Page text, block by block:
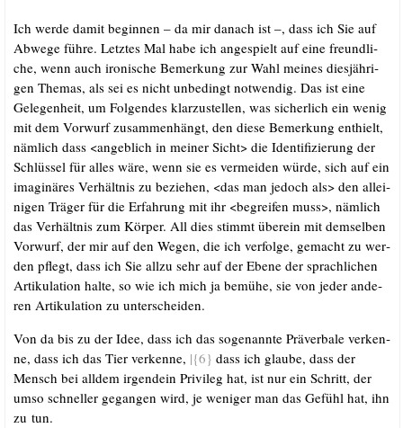
Ich wer­de damit begin­nen – da mir danach ist –, dass ich Sie auf
Abwe­ge füh­re. Letz­tes Mal habe ich ange­spielt auf eine freund­li­
che, wenn auch iro­ni­sche Bemer­kung zur Wahl mei­nes dies­jäh­ri­
gen The­mas, als sei es nicht unbe­dingt not­wen­dig. Das ist eine
Gele­gen­heit, um Fol­gen­des klar­zu­stel­len, was sicher­lich ein wenig
mit dem Vor­wurf zusam­men­hängt, den die­se Bemer­kung ent­hielt,
näm­lich dass <angeb­lich in mei­ner Sicht> die Iden­ti­fi­zie­rung der
Schlüs­sel für alles wäre, wenn sie es ver­mei­den wür­de, sich auf ein
ima­gi­nä­res Ver­hält­nis zu bezie­hen, <das man jedoch als> den allei­
ni­gen Trä­ger für die Erfah­rung mit ihr <begrei­fen muss>, näm­lich
das Ver­hält­nis zum Kör­per. All dies stimmt über­ein mit dem­sel­ben
Vor­wurf, der mir auf den Wegen, die ich ver­fol­ge, gemacht zu wer­
den pflegt, dass ich Sie all­zu sehr auf der Ebe­ne der sprach­li­chen
Arti­ku­la­ti­on hal­te, so wie ich mich ja bemü­he, sie von jeder ande­
ren Arti­ku­la­ti­on zu unterscheiden.
Von da bis zu der Idee, dass ich das soge­nann­te Prä­ver­ba­le ver­ken­
ne, dass ich das Tier ver­ken­ne, |{6} dass ich glau­be, dass der
Mensch bei all­dem irgend­ein Pri­vi­leg hat, ist nur ein Schritt, der
umso schnel­ler gegan­gen wird, je weni­ger man das Gefühl hat, ihn
zu tun.